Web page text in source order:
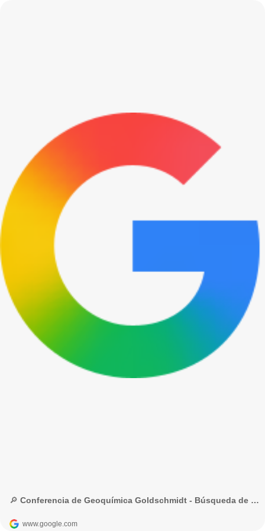
🔎 Conferencia de Geoquímica Goldschmidt - Búsqueda de Google
www.google.com